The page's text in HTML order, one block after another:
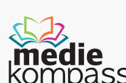
Producerad av